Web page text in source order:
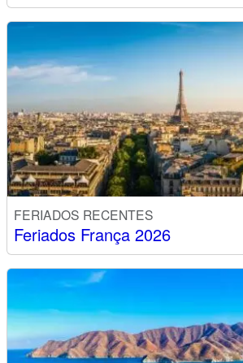
FERIADOS RECENTES
Feriados França 2026